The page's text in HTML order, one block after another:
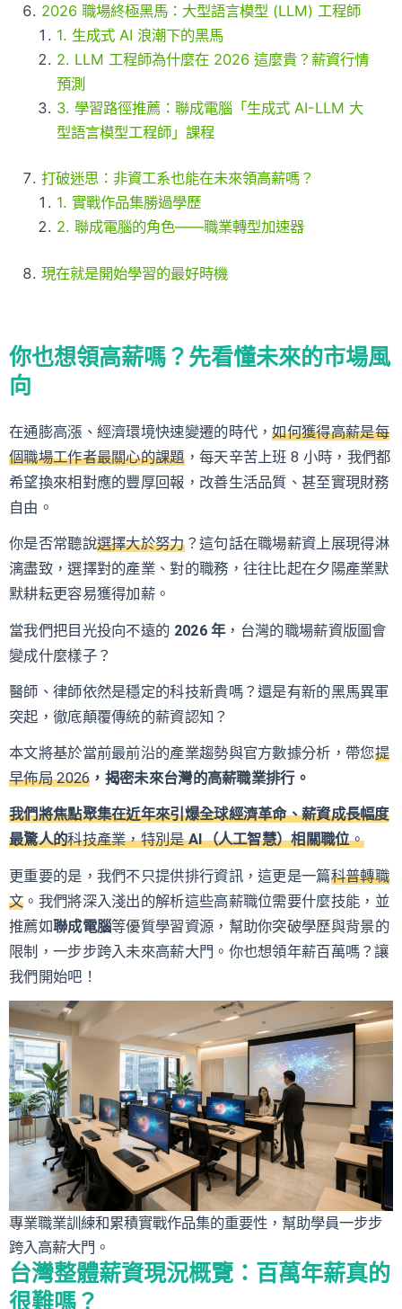
2026 職場終極黑馬：大型語言模型 (LLM) 工程師
1. 生成式 AI 浪潮下的黑馬
2. LLM 工程師為什麼在 2026 這麼貴？薪資行情
預測
3. 學習路徑推薦：聯成電腦「生成式 AI-LLM 大
型語言模型工程師」課程
打破迷思：非資工系也能在未來領高薪嗎？
1. 實戰作品集勝過學歷
2. 聯成電腦的角色——職業轉型加速器
現在就是開始學習的最好時機
你也想領高薪嗎？先看懂未來的市場風
向
在通膨高漲、經濟環境快速變遷的時代，如何獲得高薪是每
個職場工作者最關心的課題，每天辛苦上班 8 小時，我們都
希望換來相對應的豐厚回報，改善生活品質、甚至實現財務
自由。
你是否常聽說選擇大於努力？這句話在職場薪資上展現得淋
漓盡致，選擇對的產業、對的職務，往往比起在夕陽產業默
默耕耘更容易獲得加薪。
當我們把目光投向不遠的 2026 年，台灣的職場薪資版圖會
變成什麼樣子？
醫師、律師依然是穩定的科技新貴嗎？還是有新的黑馬異軍
突起，徹底顛覆傳統的薪資認知？
本文將基於當前最前沿的產業趨勢與官方數據分析，帶您提
早佈局 2026 ，揭密未來台灣的高薪職業排行。
我們將焦點聚集在近年來引爆全球經濟革命、薪資成長幅度
最驚人的科技產業，特別是AI（人工智慧）相關職位。
更重要的是，我們不只提供排行資訊，這更是一篇科普轉職
文 。我們將深入淺出的解析這些高薪職位需要什麼技能，並
推薦如聯成電腦等優質學習資源，幫助你突破學歷與背景的
限制，一步步跨入未來高薪大門。你也想領年薪百萬嗎？讓
我們開始吧！
專業職業訓練和累積實戰作品集的重要性，幫助學員一步步
跨入高薪大門。
台灣整體薪資現況概覽：百萬年薪真的
很難嗎？